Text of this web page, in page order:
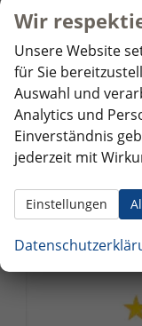
Wir
Unsere Website
für Sie
Auswahl und
Analytics und
Einverständnis
jederzeit mit
Einstellungen